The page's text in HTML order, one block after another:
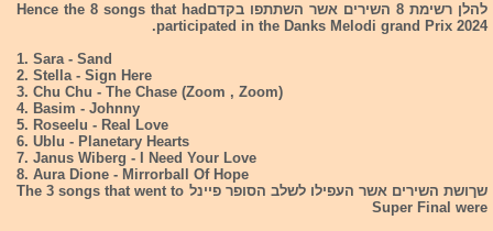
להלן רשימת 8 השירים אשר השתתפו בקדםHence the 8 songs that had
participated in the Danks Melodi grand Prix 2024.
1. Sara - Sand
2. Stella - Sign Here
3. Chu Chu - The Chase (Zoom , Zoom)
4. Basim - Johnny
5. Roseelu - Real Love
6. Ublu - Planetary Hearts
7. Janus Wiberg - I Need Your Love
8. Aura Dione - Mirrorball Of Hope
שךושת השירים אשר העפילו לשלב הסופר פיינל The 3 songs that went to
Super Final were